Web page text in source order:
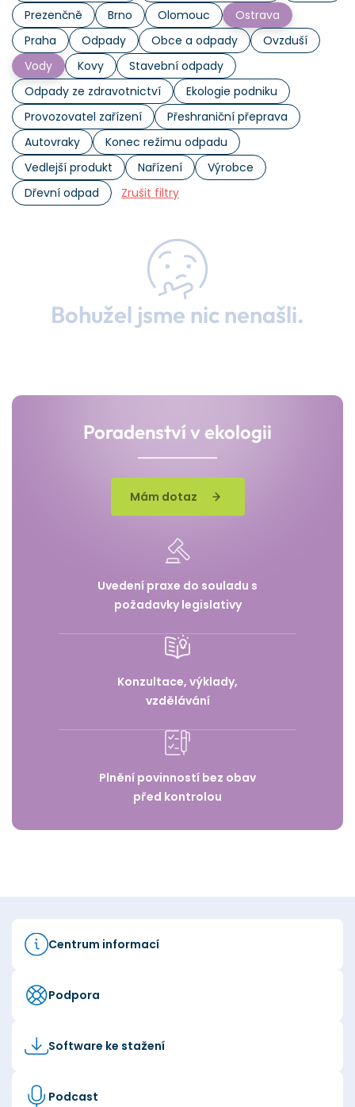
Prezenčně
Brno Olomouc
Ostrava
Praha
Odpady Obce a odpady
Ovzduší
Vody
Kovy
Stavební odpady
Odpady ze zdravotnictví
Ekologie podniku
Provozovatel zařízení
Přeshraniční přeprava
Autovraky
Konec režimu odpadu
Vedlejší produkt
Nařízení
Výrobce
Dřevní odpad
Zrušit filtry
Bohužel jsme nic nenašli.
Poradenství v ekologii
Mám dotaz
Uvedení praxe do souladu s
požadavky legislativy
Konzultace, výklady,
vzdělávání
Plnění povinností bez obav
před kontrolou
Centrum informací
Podpora
Software ke stažení
Podcast